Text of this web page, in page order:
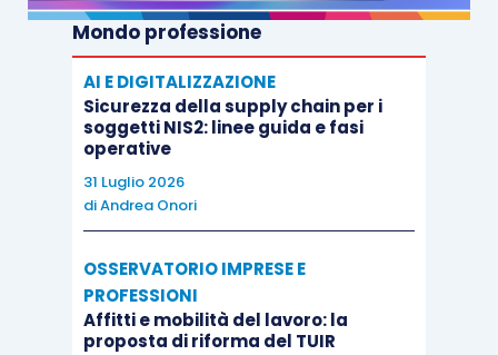
Mondo professione
AI E DIGITALIZZAZIONE
Sicurezza della supply chain per i
soggetti NIS2: linee guida e fasi
operative
31 Luglio 2026
diAndrea Onori
OSSERVATORIO IMPRESE E
PROFESSIONI
Affitti e mobilità del lavoro: la
proposta di riforma del TUIR